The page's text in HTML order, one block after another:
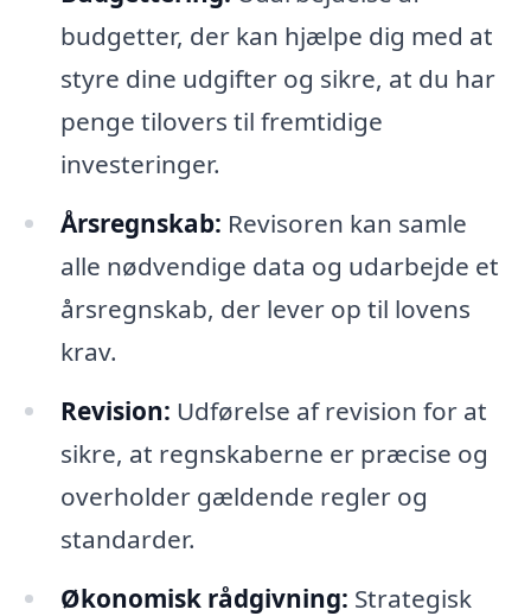
budgetter, der kan hjælpe dig med at
styre dine udgifter og sikre, at du har
penge tilovers til fremtidige
investeringer.
Årsregnskab: Revisoren kan samle
alle nødvendige data og udarbejde et
årsregnskab, der lever op til lovens
krav.
Revision: Udførelse af revision for at
sikre, at regnskaberne er præcise og
overholder gældende regler og
standarder.
Økonomisk rådgivning: Strategisk